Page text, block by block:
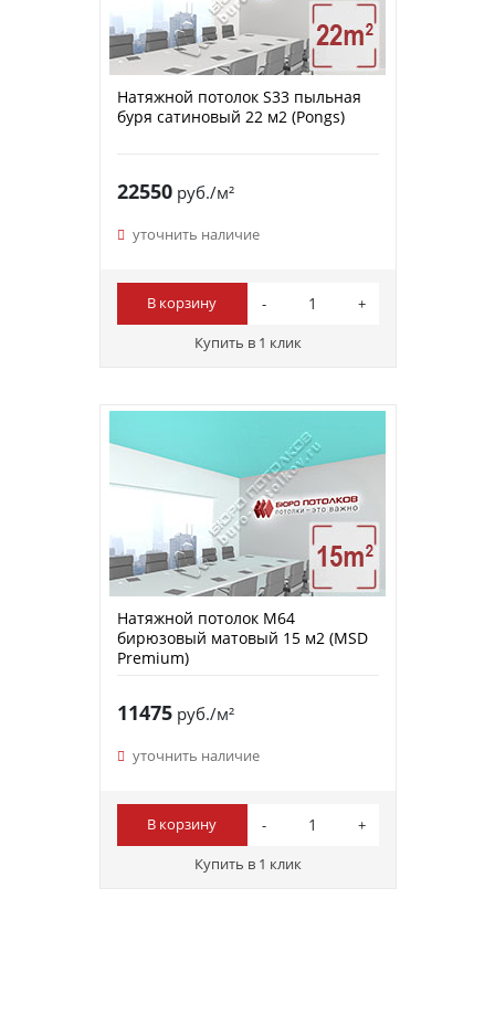
Натяжной потолок S33 пыльная
буря сатиновый 22 м2 (Pongs)
22550руб./м²
уточнить наличие
В корзину
Купить в 1 клик
Натяжной потолок M64
бирюзовый матовый 15 м2 (MSD
Premium)
11475руб./м²
уточнить наличие
В корзину
Купить в 1 клик